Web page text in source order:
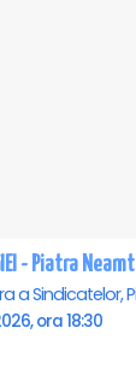
- Piatra Neamt
ora 18:30